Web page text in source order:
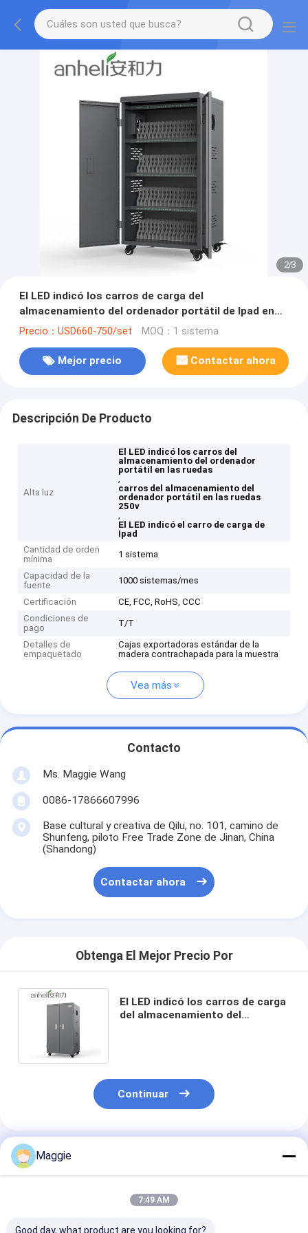
2/3
El LED indicó los carros de carga del
almacenamiento del ordenador portátil de Ipad en
las ruedas 250v
Precio：USD660-750/set MOQ：1 sistema
Mejor precio Contactar ahora
Descripción De Producto
Alta luz
El LED indicó los carros del
almacenamiento del ordenador
portátil en las ruedas
,
carros del almacenamiento del
ordenador portátil en las ruedas
250v
,
El LED indicó el carro de carga de
Ipad
Cantidad de orden
mínima
1 sistema
Capacidad de la
fuente
1000 sistemas/mes
Certificación
CE, FCC, RoHS, CCC
Condiciones de
pago
T/T
Detalles de
empaquetado
Cajas exportadoras estándar de la
madera contrachapada para la muestra
Vea más
Contacto
Ms. Maggie Wang
0086-17866607996
Base cultural y creativa de Qilu, no. 101, camino de
Shunfeng, piloto Free Trade Zone de Jinan, China
(Shandong)
Contactar ahora
Obtenga El Mejor Precio Por
El LED indicó los carros de carga
del almacenamiento del
Continuar
Productos Recomendados
Maggie
7:49 AM
Good day, what product are you looking for?